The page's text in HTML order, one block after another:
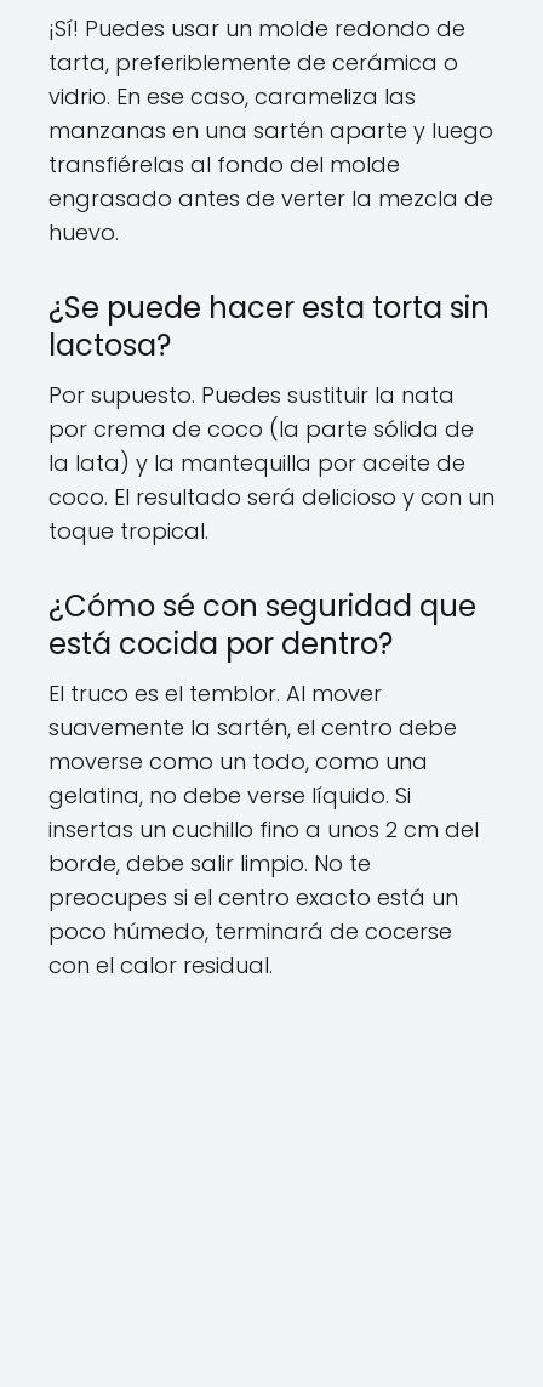
¡Sí! Puedes usar un molde redondo de
tarta, preferiblemente de cerámica o
vidrio. En ese caso, carameliza las
manzanas en una sartén aparte y luego
transfiérelas al fondo del molde
engrasado antes de verter la mezcla de
huevo.
¿Se puede hacer esta torta sin
lactosa?
Por supuesto. Puedes sustituir la nata
por crema de coco (la parte sólida de
la lata) y la mantequilla por aceite de
coco. El resultado será delicioso y con un
toque tropical.
¿Cómo sé con seguridad que
está cocida por dentro?
El truco es el temblor. Al mover
suavemente la sartén, el centro debe
moverse como un todo, como una
gelatina, no debe verse líquido. Si
insertas un cuchillo fino a unos 2 cm del
borde, debe salir limpio. No te
preocupes si el centro exacto está un
poco húmedo, terminará de cocerse
con el calor residual.